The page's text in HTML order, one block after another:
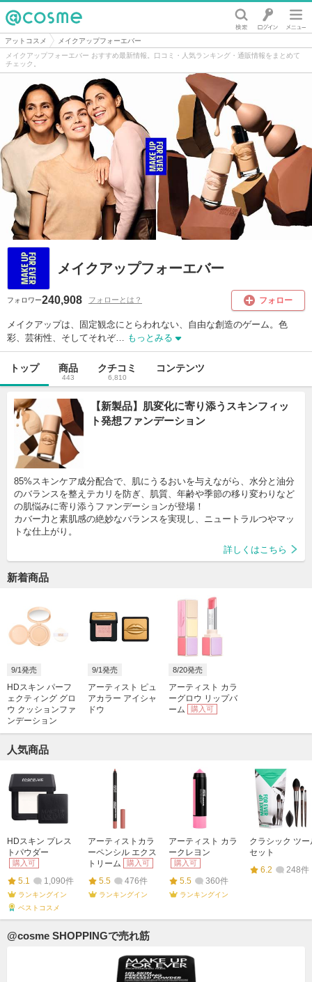
@cosme
アットコスメ
メイクアップフォーエバー
メイクアップフォーエバー おすすめ最新情報。口コミ・人気ランキング・通販情報をまとめて
チェック。
メイクアップフォーエバー
フォロワー240,908 フォローとは？ フォロー
メイクアップは、固定観念にとらわれない、自由な創造のゲーム。色
彩、芸術性、そしてそれぞ…
もっとみる
トップ 商品
443
クチコミ
6,810
コンテンツ
【新製品】肌変化に寄り添うスキンフィッ
ト発想ファンデーション
85%スキンケア成分配合で、肌にうるおいを与えながら、水分と油分
のバランスを整えテカリを防ぎ、肌質、年齢や季節の移り変わりなど
の肌悩みに寄り添うファンデーションが登場！
カバー力と素肌感の絶妙なバランスを実現し、ニュートラルつやマッ
トな仕上がり。
詳しくはこちら
新着商品
9/1発売
HDスキン パーフ
ェクティング グロ
ウ クッションファ
ンデーション
9/1発売
アーティスト ピュ
アカラー アイシャ
ドウ
8/20発売
アーティスト カラ
ーグロウ リップバ
ーム
購入可
人気商品
HDスキン プレス
トパウダー
購入可
5.1 1,090件
ランキングイン
ベストコスメ
アーティストカラ
ーペンシル エクス
トリーム
購入可
5.5 476件
ランキングイン
アーティスト カラ
ークレヨン
購入可
5.5 360件
ランキングイン
クラシック ツー
セット
6.2
248件
@cosme SHOPPINGで売れ筋